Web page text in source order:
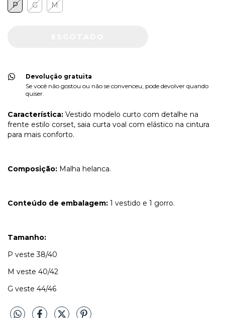
P G M
Devolução gratuita
Se você não gostou ou não se convenceu, pode devolver quando
quiser.
Característica: Vestido modelo curto com detalhe na
frente estilo corset, saia curta voal com elástico na cintura
para mais conforto.
Composição: Malha helanca.
Conteúdo de embalagem: 1 vestido e 1 gorro.
Tamanho:
P veste 38/40
M veste 40/42
G veste 44/46